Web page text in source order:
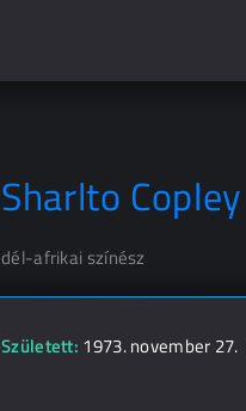
Sharlto Copley
dél-afrikai színész
Született: 1973. november 27.